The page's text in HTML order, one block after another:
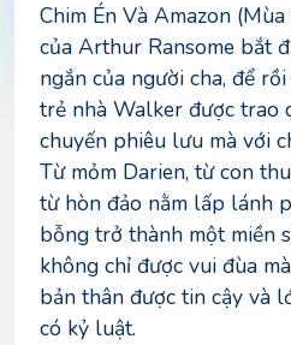
Chim Én Và Amazon
của Arthur Ransome bắt
ngắn của người cha, để
trẻ nhà Walker được trao
chuyến phiêu lưu mà với
Từ mỏm Darien, từ con
từ hòn đảo nằm lấp lánh
bỗng trở thành một miền
không chỉ được vui đùa
bản thân được tin cậy và
có kỷ luật.